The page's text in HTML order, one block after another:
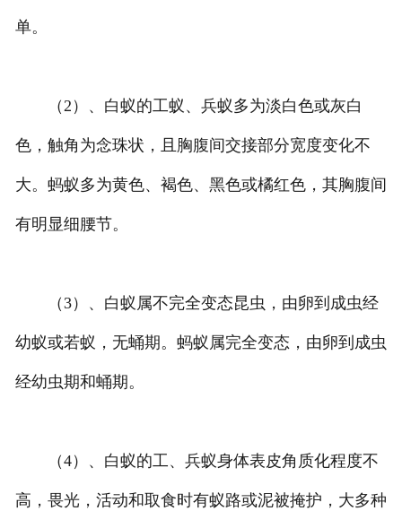
单。
（2）、白蚁的工蚁、兵蚁多为淡白色或灰白
色，触角为念珠状，且胸腹间交接部分宽度变化不
大。蚂蚁多为黄色、褐色、黑色或橘红色，其胸腹间
有明显细腰节。
（3）、白蚁属不完全变态昆虫，由卵到成虫经
幼蚁或若蚁，无蛹期。蚂蚁属完全变态，由卵到成虫
经幼虫期和蛹期。
（4）、白蚁的工、兵蚁身体表皮角质化程度不
高，畏光，活动和取食时有蚁路或泥被掩护，大多种